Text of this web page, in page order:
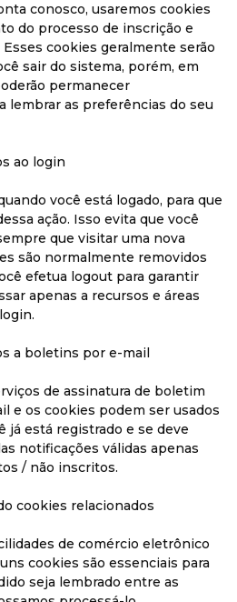
conosco, usaremos cookies
do processo de inscrição e
cookies geralmente serão
sair do sistema, porém, em
permanecer
lembrar as preferências do seu
ao login
você está logado, para que
ação. Isso evita que você
que visitar uma nova
são normalmente removidos
efetua logout para garantir
apenas a recursos e áreas
a boletins por e-mail
de assinatura de boletim
e os cookies podem ser usados
já está registrado e se deve
notificações válidas apenas
/ não inscritos.
cookies relacionados
de comércio eletrônico
cookies são essenciais para
seja lembrado entre as